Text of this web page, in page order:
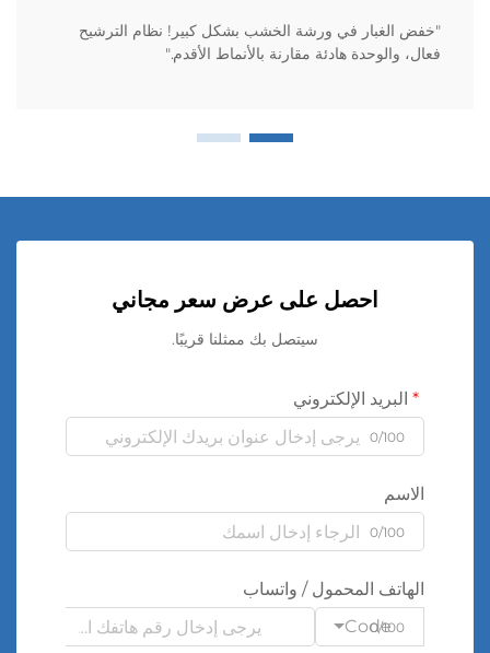
"خفض الغبار في ورشة الخشب بشكل كبير! نظام الترشيح
فعال، والوحدة هادئة مقارنة بالأنماط الأقدم."
احصل على عرض سعر مجاني
سيتصل بك ممثلنا قريبًا.
البريد الإلكتروني
الهاتف المحمول / واتساب
Code